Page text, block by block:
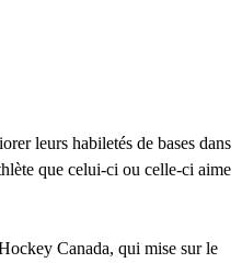
leurs habiletés de bases dans
que celui-ci ou celle-ci aime
Canada, qui mise sur le